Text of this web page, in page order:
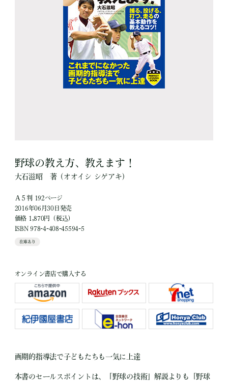
野球の教え方、教えます！
大石滋昭 著（オオイシ シゲアキ）
Ａ５判 192ページ
2016年06月30日発売
価格 1,870円（税込）
ISBN 978-4-408-45594-5
在庫あり
オンライン書店で購入する
画期的指導法で子どもたちも一気に上達
本書のセールスポイントは、「野球の技術」解説よりも「野球